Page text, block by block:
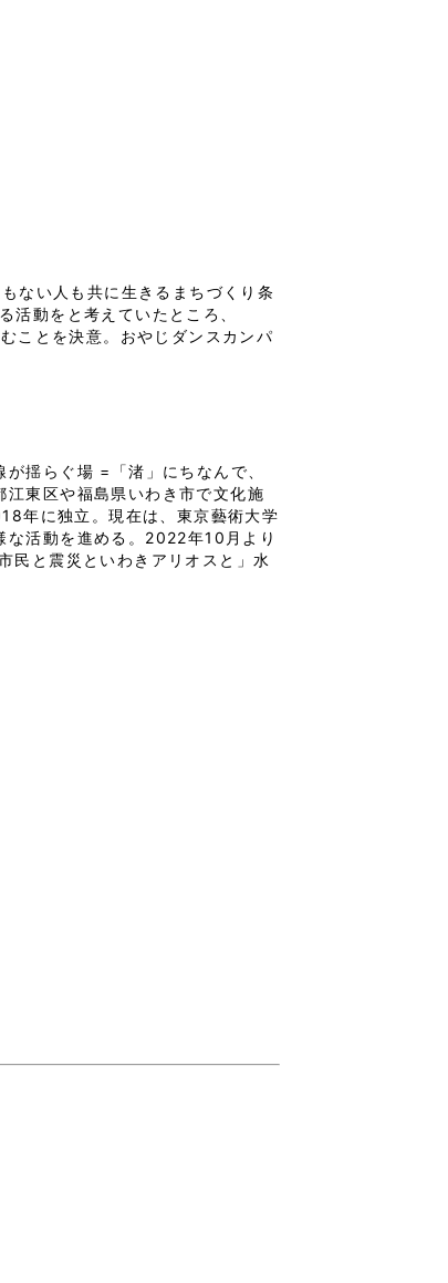
ない人も共に生きるまちづくり条
活動をと考えていたところ、
ことを決意。おやじダンスカンパ
揺らぐ場 =「渚」にちなんで、
東区や福島県いわき市で文化施
年に独立。現在は、東京藝術大学
な活動を進める。2022年10月より
民と震災といわきアリオスと」水